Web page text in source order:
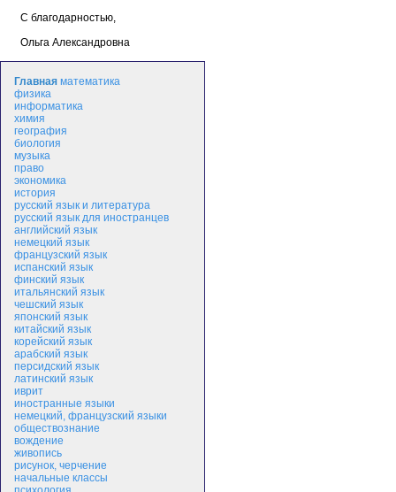
С благодарностью,
Ольга Александровна
Главная математика
физика
информатика
химия
география
биология
музыка
право
экономика
история
русский язык и литература
русский язык для иностранцев
английский язык
немецкий язык
французский язык
испанский язык
финский язык
итальянский язык
чешский язык
японский язык
китайский язык
корейский язык
арабский язык
персидский язык
латинский язык
иврит
иностранные языки
немецкий, французский языки
обществознание
вождение
живопись
рисунок, черчение
начальные классы